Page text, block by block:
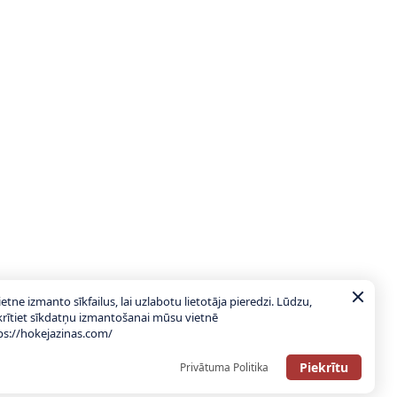
izmanto sīkfailus, lai uzlabotu lietotāja pieredzi. Lūdzu,
sīkdatņu izmantošanai mūsu vietnē
hokejazinas.com/
Privātuma Politika Piekrītu